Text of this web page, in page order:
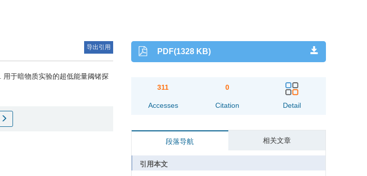
导出引用
用于暗物质实验的超低能量阈锗探
PDF(1328 KB)
311
Accesses
0
Citation Detail
段落导航 相关文章
引用本文